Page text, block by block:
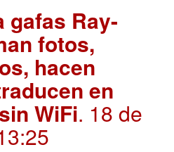
gafas Ray-
fotos,
hacen
en
WiFi. 18 de